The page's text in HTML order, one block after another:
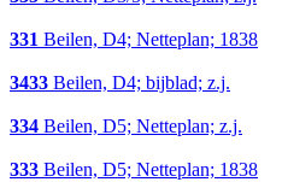
331 Beilen, D4; Netteplan; 1838
3433 Beilen, D4; bijblad; z.j.
334 Beilen, D5; Netteplan; z.j.
333 Beilen, D5; Netteplan; 1838